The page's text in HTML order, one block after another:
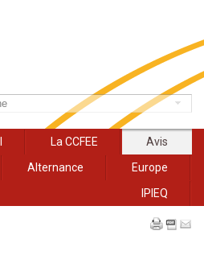
La CCFEE
Avis
Alternance
Europe
IPIEQ